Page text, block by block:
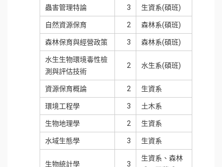
蟲害管理特論 3 生資系(碩班)
自然資源保育 2 森林系(碩班)
森林保育與經營政策 3 森林系(碩班)
水生生物環境毒性檢
測與評估技術
2 水生系(碩班)
資源保育概論 2 生資系
環境工程學 3 土木系
生物地理學 2 生資系
水域生態學 3 生資系
生物統計學 3
生資系、森林